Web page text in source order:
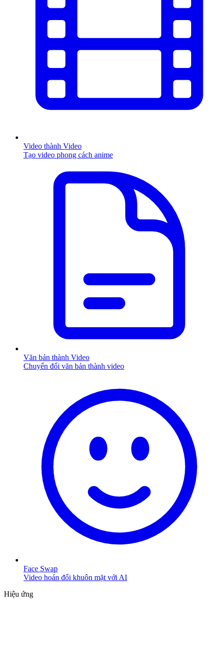
Video thành Video
Tạo video phong cách anime
Văn bản thành Video
Chuyển đổi văn bản thành video
Face Swap
Video hoán đổi khuôn mặt với AI
Hiệu ứng